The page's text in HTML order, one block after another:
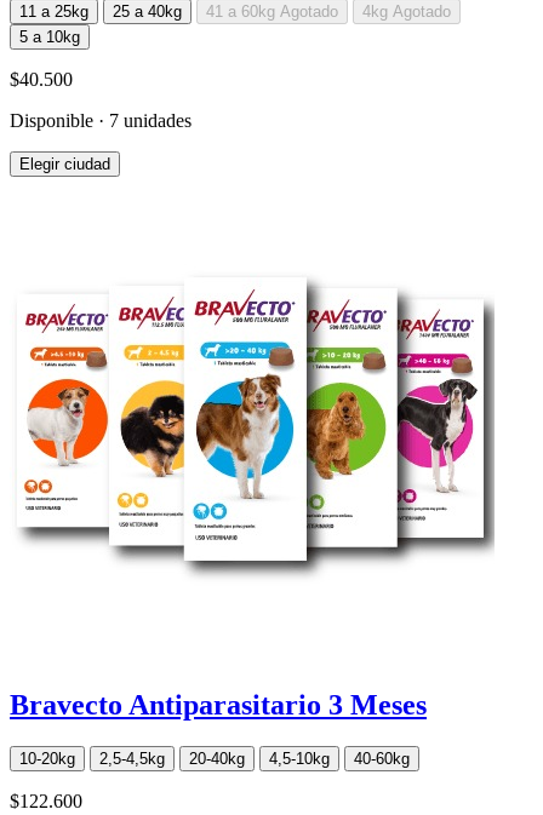
11 a 25kg 25 a 40kg 41 a 60kg Agotado 4kg Agotado
5 a 10kg
$40.500
Disponible · 7 unidades
Elegir ciudad
Bravecto Antiparasitario 3 Meses
10-20kg 2,5-4,5kg 20-40kg 4,5-10kg 40-60kg
$122.600